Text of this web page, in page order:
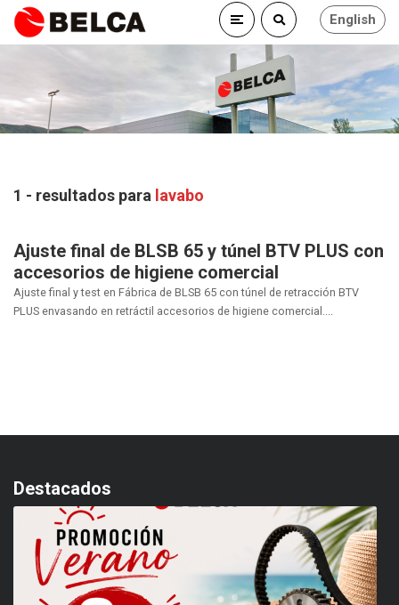
English
1 - resultados para lavabo
Ajuste final de BLSB 65 y túnel BTV PLUS con
accesorios de higiene comercial
Ajuste final y test en Fábrica de BLSB 65 con túnel de retracción BTV
PLUS envasando en retráctil accesorios de higiene comercial....
Destacados